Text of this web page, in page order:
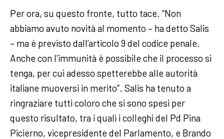
Per ora, su questo fronte, tutto tace. “Non
abbiamo avuto novità al momento – ha detto Salis
– ma è previsto dall’articolo 9 del codice penale.
Anche con l’immunità è possibile che il processo si
tenga, per cui adesso spetterebbe alle autorità
italiane muoversi in merito”. Salis ha tenuto a
ringraziare tutti coloro che si sono spesi per
questo risultato, tra i quali i colleghi del Pd Pina
Picierno, vicepresidente del Parlamento, e Brando